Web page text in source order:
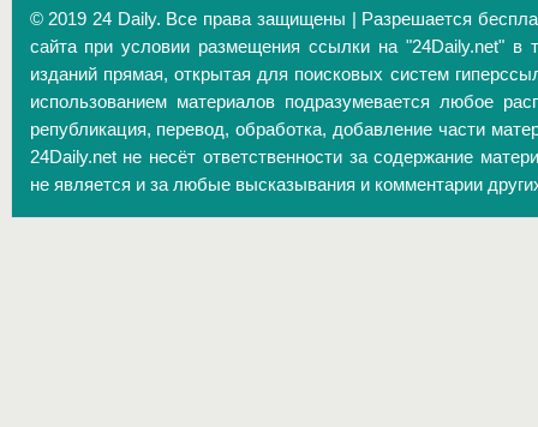
© 2019 24 Daily. Все права защищены | Разрешается
сайта при условии размещения ссылки на "24Daily.net" в
изданий прямая, открытая для поисковых систем
использованием материалов подразумевается любое
републикация, перевод, обработка, добавление части
24Daily.net не несёт ответственности за содержание
не является и за любые высказывания и комментарии